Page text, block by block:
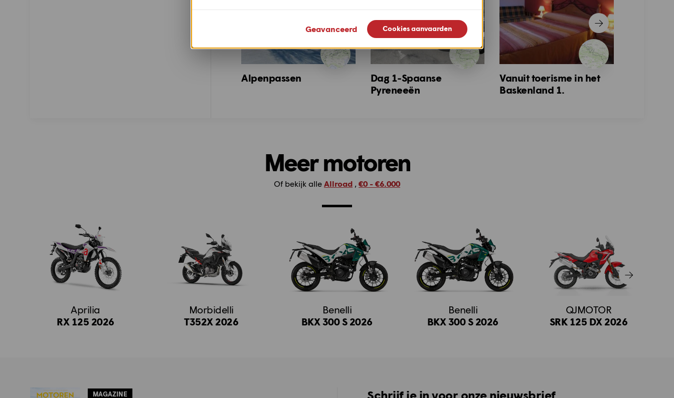
Alpenpassen
Dag 1-Spaanse
Pyreneeën
Vanuit toerisme in het
Baskenland 1.
Meer motoren
Of bekijk alle Allroad , €0 - €6.000
Aprilia
RX 125 2026
Morbidelli
T352X 2026
Benelli
BKX 300 S 2026
Benelli
BKX 300 S 2026
QJMOTOR
SRK 125 DX 2026
MAGAZINE Schrijf je in voor onze nieuwsbrief
Geavanceerd Cookies aanvaarden